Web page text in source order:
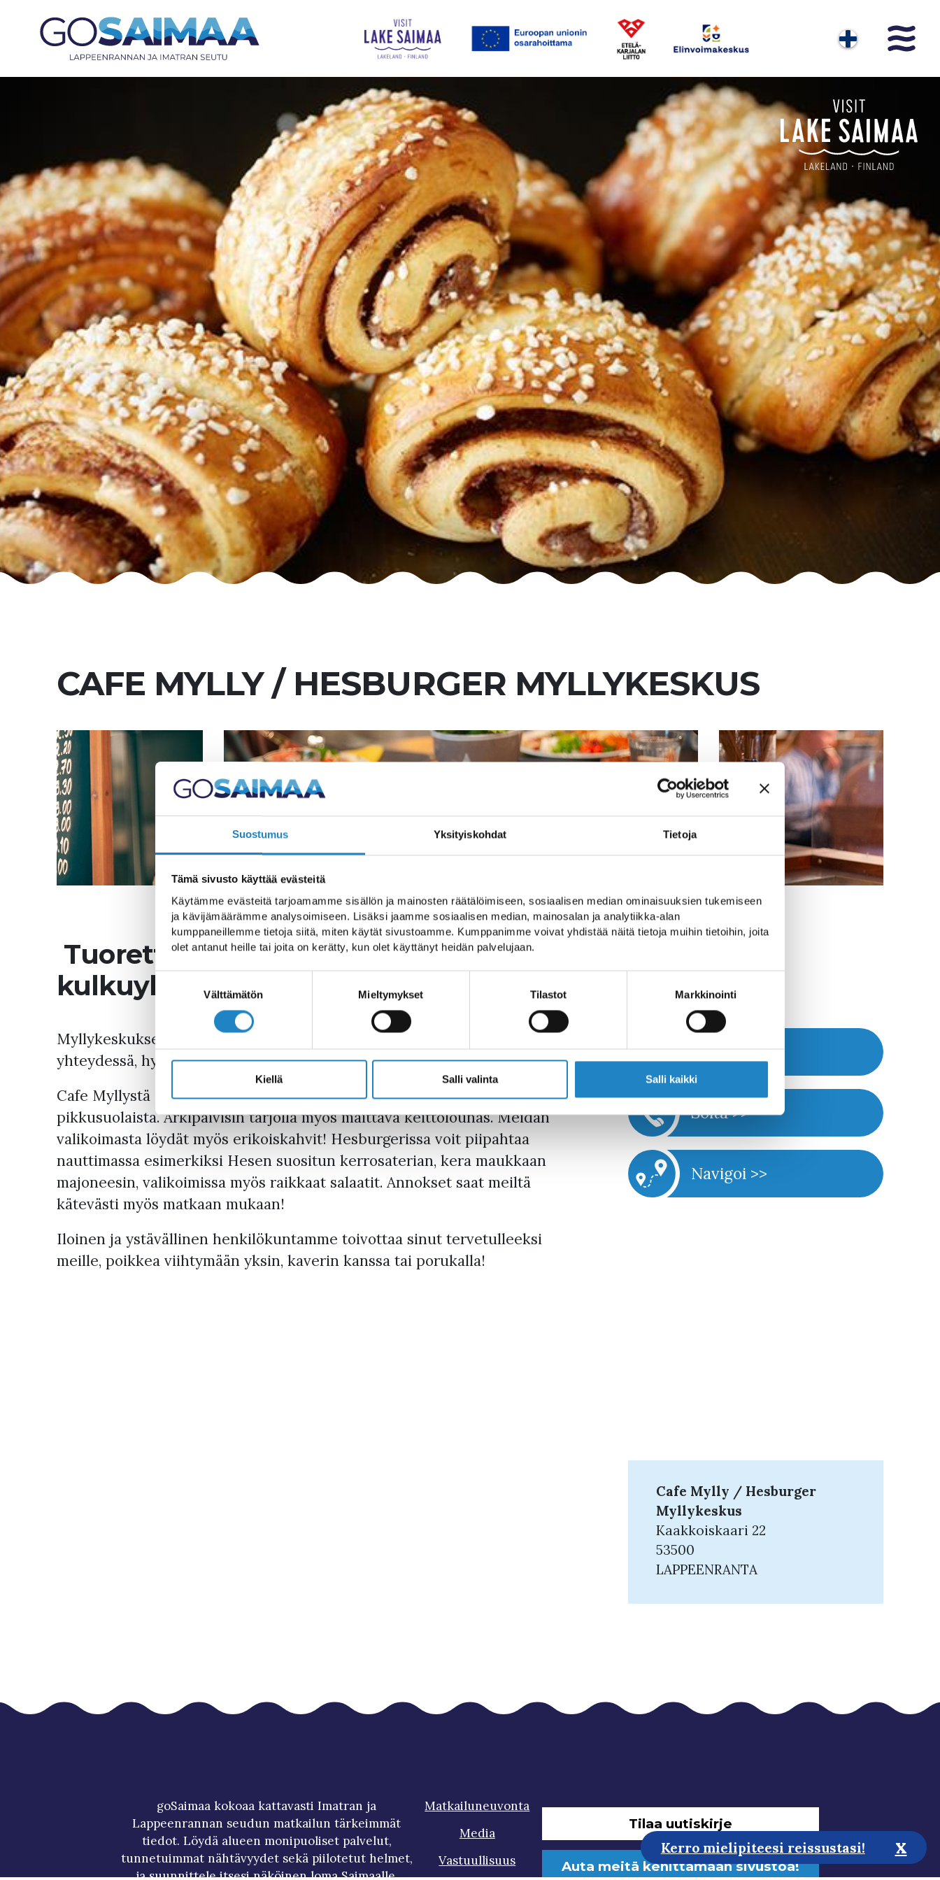
Suostumus Yksityiskohdat Tietoja
Tämä sivusto käyttää evästeitä
Käytämme evästeitä tarjoamamme sisällön ja mainosten räätälöimiseen, sosiaalisen median ominaisuuksien tukemiseen
ja kävijämäärämme analysoimiseen. Lisäksi jaamme sosiaalisen median, mainosalan ja analytiikka-alan
kumppaneillemme tietoja siitä, miten käytät sivustoamme. Kumppanimme voivat yhdistää näitä tietoja muihin tietoihin, joita
olet antanut heille tai joita on kerätty, kun olet käyttänyt heidän palvelujaan.
Suostumuksen
valinta
Välttämätön Mieltymykset Tilastot Markkinointi
Kiellä Salli valinta Salli kaikki
CAFE MYLLY / HESBURGER MYLLYKESKUS
Tuoretta kahvia sekä herkullisia leivonnaisia hyvien
kulkuyhteyksien varrella
Myllykeskuksen ravintolamaailma sijaitsee Harapaisissa S-marketin
yhteydessä, hyvien kulkuyhteyksien varrella.
Cafe Myllystä saat tuoretta kahvia sekä herkullisia leivonnaisia ja
pikkusuolaista. Arkipäivisin tarjolla myös maittava keittolounas. Meidän
valikoimasta löydät myös erikoiskahvit! Hesburgerissa voit piipahtaa
nauttimassa esimerkiksi Hesen suositun kerrosaterian, kera maukkaan
majoneesin, valikoimissa myös raikkaat salaatit. Annokset saat meiltä
kätevästi myös matkaan mukaan!
Iloinen ja ystävällinen henkilökuntamme toivottaa sinut tervetulleeksi
meille, poikkea viihtymään yksin, kaverin kanssa tai porukalla!
Nettisivut >>
Soita >>
Navigoi >>
Cafe Mylly / Hesburger
Myllykeskus
Kaakkoiskaari 22
53500
LAPPEENRANTA
goSaimaa kokoaa kattavasti Imatran ja
Lappeenrannan seudun matkailun tärkeimmät
tiedot. Löydä alueen monipuoliset palvelut,
tunnetuimmat nähtävyydet sekä piilotetut helmet,
ja suunnittele itsesi näköinen loma Saimaalle.
Matkailuneuvonta
Media
Vastuullisuus
Tilaa uutiskirje
Auta meitä kehittämään sivustoa!
Kerro mielipiteesi reissustasi! x